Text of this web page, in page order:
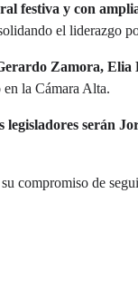
festiva y con
el liderazgo
Zamora,
en la Cámara Alta.
legisladores serán
compromiso de